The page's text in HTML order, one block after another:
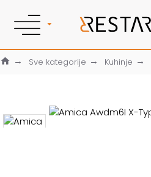
Sve kategorije Kuhinje